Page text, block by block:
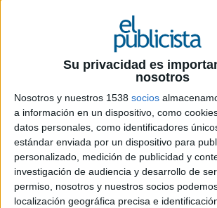
Su privacidad es
nosotros
Nosotros y nuestros 1538 socios
a información en un dispositivo, como
datos personales, como identificadores
estándar enviada por un dispositivo para
personalizado, medición de publicidad y
investigación de audiencia y desarrollo de
permiso, nosotros y nuestros socios
localización geográfica precisa e
24 DE MAYO DE 2011
Lino Escalera (en la imagen) y el
Kerbrat fichan por la productora
La productora publicitaria Aproductions (